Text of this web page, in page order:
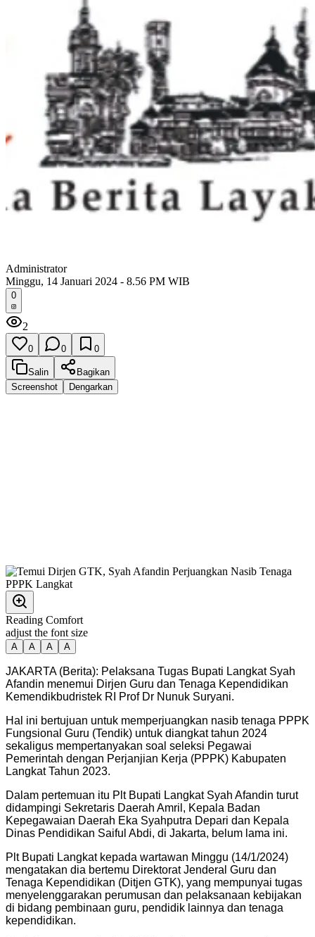
Administrator
Minggu, 14 Januari 2024 - 8.56 PM WIB
0
2
0 0 0
Salin
Bagikan
Screenshot
Dengarkan
Reading Comfort
adjust the font size
A A A A
JAKARTA (Berita): Pelaksana Tugas Bupati Langkat Syah
Afandin menemui Dirjen Guru dan Tenaga Kependidikan
Kemendikbudristek RI Prof Dr Nunuk Suryani.
Hal ini bertujuan untuk memperjuangkan nasib tenaga PPPK
Fungsional Guru (Tendik) untuk diangkat tahun 2024
sekaligus mempertanyakan soal seleksi Pegawai
Pemerintah dengan Perjanjian Kerja (PPPK) Kabupaten
Langkat Tahun 2023.
Dalam pertemuan itu Plt Bupati Langkat Syah Afandin turut
didampingi Sekretaris Daerah Amril, Kepala Badan
Kepegawaian Daerah Eka Syahputra Depari dan Kepala
Dinas Pendidikan Saiful Abdi, di Jakarta, belum lama ini.
Plt Bupati Langkat kepada wartawan Minggu (14/1/2024)
mengatakan dia bertemu Direktorat Jenderal Guru dan
Tenaga Kependidikan (Ditjen GTK), yang mempunyai tugas
menyelenggarakan perumusan dan pelaksanaan kebijakan
di bidang pembinaan guru, pendidik lainnya dan tenaga
kependidikan.